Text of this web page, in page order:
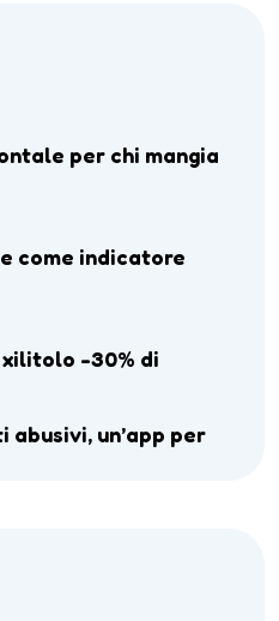
per chi mangia
come indicatore
xilitolo -30% di
abusivi, un’app per